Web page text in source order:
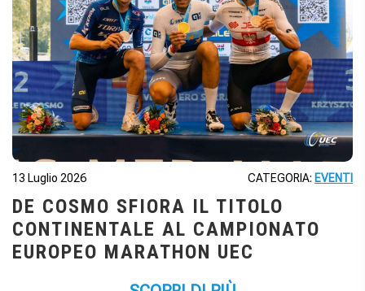
13 Luglio 2026 CATEGORIA: EVENTI
DE COSMO SFIORA IL TITOLO
CONTINENTALE AL CAMPIONATO
EUROPEO MARATHON UEC